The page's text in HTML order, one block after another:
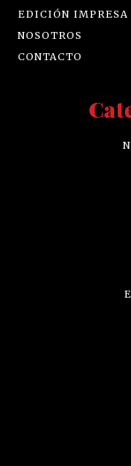
EDICIÓN IMPRESA
NOSOTROS
CONTACTO